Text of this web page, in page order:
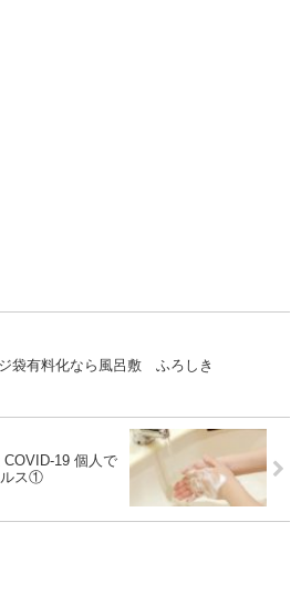
袋有料化なら風呂敷 ふろしき
19 個人で
ルス①